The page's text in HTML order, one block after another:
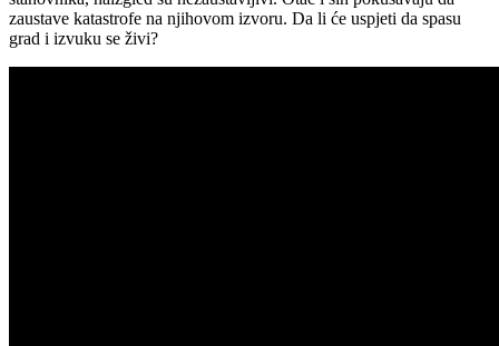
zaustave katastrofe na njihovom izvoru. Da li će uspjeti da spasu
grad i izvuku se živi?